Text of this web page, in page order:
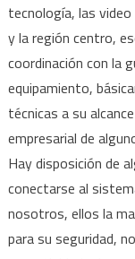
tecnología, las
y la región centro,
coordinación con la
equipamiento,
técnicas a su
empresarial de
Hay disposición de
conectarse al
nosotros, ellos la
para su seguridad,